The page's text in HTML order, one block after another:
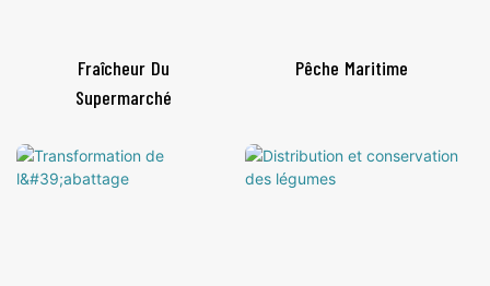
Fraîcheur Du
Supermarché
Pêche Maritime